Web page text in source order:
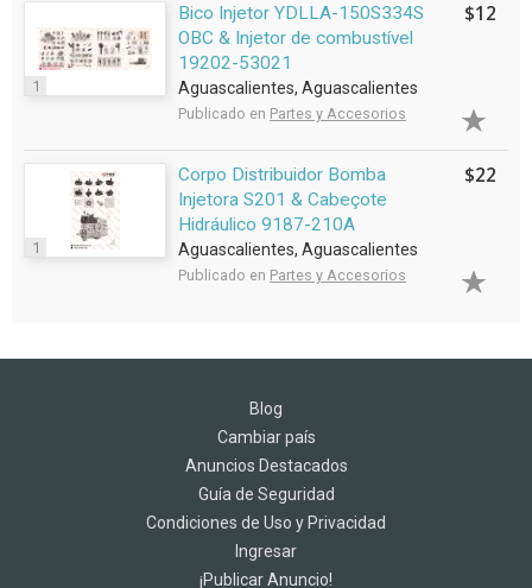
1
Bico Injetor YDLLA-150S334S
OBC & Injetor de combustível
19202-53021
Aguascalientes, Aguascalientes
Publicado en Partes y Accesorios
$12
1
Corpo Distribuidor Bomba
Injetora S201 & Cabeçote
Hidráulico 9187-210A
Aguascalientes, Aguascalientes
Publicado en Partes y Accesorios
$22
Blog
Cambiar país
Anuncios Destacados
Guía de Seguridad
Condiciones de Uso y Privacidad
Ingresar
¡Publicar Anuncio!